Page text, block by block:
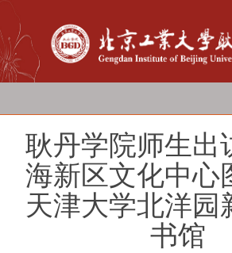
耿丹学院师生出
海新区文化中心
天津大学北洋园
书馆